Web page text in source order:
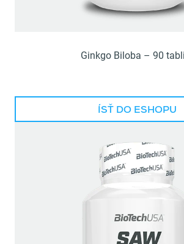
Ginkgo Biloba – 90
ÍSŤ DO ESHOPU